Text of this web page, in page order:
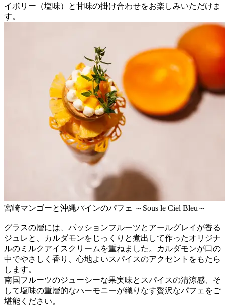
イボリー（塩味）と甘味の掛け合わせをお楽しみいただけま
す。
宮崎マンゴーと沖縄パインのパフェ ～Sous le Ciel Bleu～
グラスの層には、パッションフルーツとアールグレイが香る
ジュレと、カルダモンをじっくりと煮出して作ったオリジナ
ルのミルクアイスクリームを重ねました。カルダモンが口の
中でやさしく香り、心地よいスパイスのアクセントをもたら
します。
南国フルーツのジューシーな果実味とスパイスの清涼感、そ
して塩味の重層的なハーモニーが織りなす贅沢なパフェをご
堪能ください。